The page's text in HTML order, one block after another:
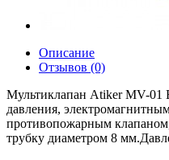
Описание
Отзывов (0)
Мультиклапан Atiker MV-01
давления,
противопожарным
трубку диаметром 8